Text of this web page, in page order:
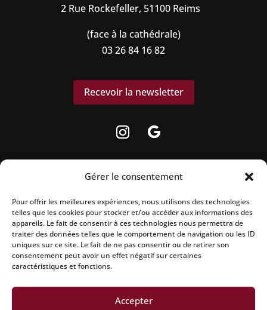
Gérer le consentement
Pour offrir les meilleures expériences, nous utilisons des technologies
telles que les cookies pour stocker et/ou accéder aux informations des
appareils. Le fait de consentir à ces technologies nous permettra de
traiter des données telles que le comportement de navigation ou les ID
uniques sur ce site. Le fait de ne pas consentir ou de retirer son
consentement peut avoir un effet négatif sur certaines
caractéristiques et fonctions.
Accepter
2 Rue Rockefeller, 51100 Reims
(face à la cathédrale)
03 26 84 16 82
Recevoir la newsletter
La vente d’alcool est strictement interdite
aux mineurs.
L’abus d’alcool est dangereux pour la
santé, à consommer avec modération.